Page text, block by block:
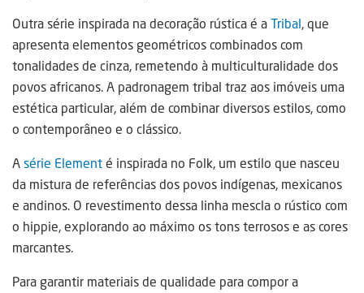
Outra série inspirada na decoração rústica é aTribal, que
apresenta elementos geométricos combinados com
tonalidades de cinza, remetendo à multiculturalidade dos
povos africanos. A padronagem tribal traz aos imóveis uma
estética particular, além de combinar diversos estilos, como
o contemporâneo e o clássico.
Asérie Elementé inspirada no Folk, um estilo que nasceu
da mistura de referências dos povos indígenas, mexicanos
e andinos. O revestimento dessa linha mescla o rústico com
o hippie, explorando ao máximo os tons terrosos e as cores
marcantes.
Para garantir materiais de qualidade para compor a